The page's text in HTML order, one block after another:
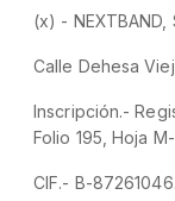
(x) - NEXTBAND,
Calle Dehesa
Inscripción.-
Folio 195, Hoja
CIF.- B-87261046.